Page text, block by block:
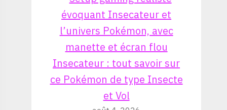
Insecateur : tout savoir sur
ce Pokémon de type Insecte
et Vol